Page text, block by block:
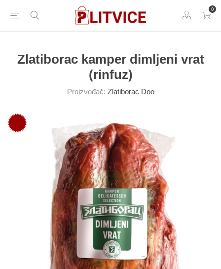
0
Zlatiborac kamper dimljeni vrat
(rinfuz)
Proizvođač: Zlatiborac Doo